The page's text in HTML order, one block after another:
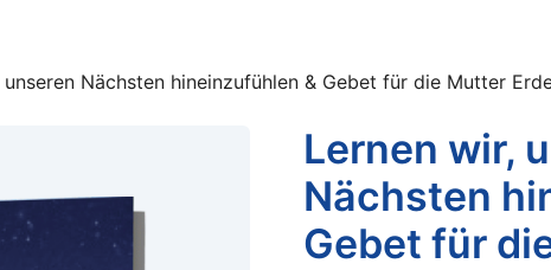
Nächsten hineinzufühlen & Gebet für die Mutter
Lernen wir,
Nächsten
Gebet für